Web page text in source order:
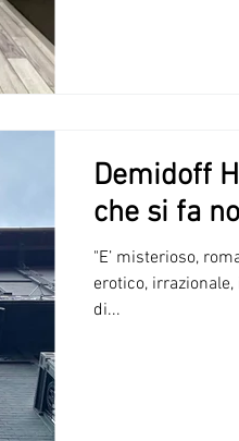
Demidoff
che si fa
"E’ misterioso,
erotico,
di...